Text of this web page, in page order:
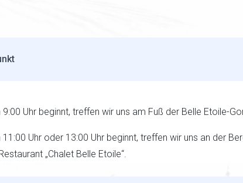
9:00 Uhr beginnt, treffen wir uns am Fuß der Belle Etoile-
11:00 Uhr oder 13:00 Uhr beginnt, treffen wir uns an der
„Chalet Belle Etoile“.